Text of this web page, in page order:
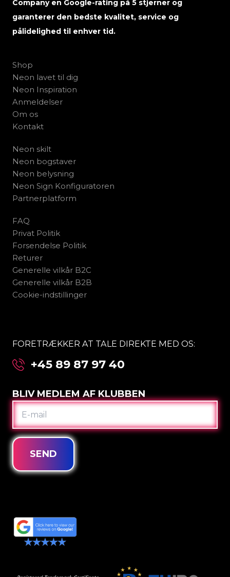
Company en Google-rating på 5 stjerner og
garanterer den bedste kvalitet, service og
pålidelighed til enhver tid.
Shop
Neon lavet til dig
Neon Inspiration
Anmeldelser
Om os
Kontakt
Neon skilt
Neon bogstaver
Neon belysning
Neon Sign Konfiguratoren
Partnerplatform
FAQ
Privat Politik
Forsendelse Politik
Returer
Generelle vilkår B2C
Generelle vilkår B2B
Cookie-indstillinger
FORETRÆKKER AT TALE DIREKTE MED OS:
+45 89 87 97 40
BLIV MEDLEM AF KLUBBEN
E-
MAIL
SEND